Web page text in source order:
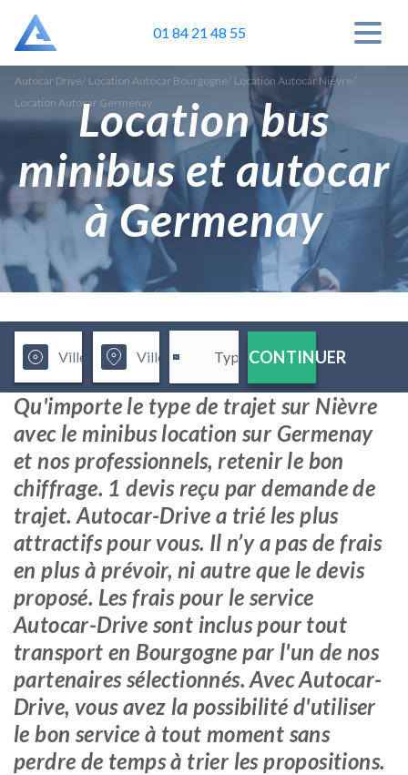
01 84 21 48 55
Autocar Drive/ Location Autocar Bourgogne/ Location Autocar Nièvre/
Location Autocar Germenay
Location bus
minibus et autocar
à Germenay
CONTINUER
Qu'importe le type de trajet sur Nièvre
avec le minibus location sur Germenay
et nos professionnels, retenir le bon
chiffrage. 1 devis reçu par demande de
trajet. Autocar-Drive a trié les plus
attractifs pour vous. Il n’y a pas de frais
en plus à prévoir, ni autre que le devis
proposé. Les frais pour le service
Autocar-Drive sont inclus pour tout
transport en Bourgogne par l'un de nos
partenaires sélectionnés. Avec Autocar-
Drive, vous avez la possibilité d'utiliser
le bon service à tout moment sans
perdre de temps à trier les propositions.